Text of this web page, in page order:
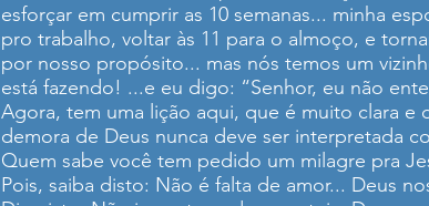
esforçar em cumprir as 10 semanas... minha
pro trabalho, voltar às 11 para o almoço, e
por nosso propósito... mas nós temos um
está fazendo! ...e eu digo: “Senhor, eu não
Agora, tem uma lição aqui, que é muito clara e
demora de Deus nunca deve ser interpretada
Quem sabe você tem pedido um milagre pra
Pois, saiba disto: Não é falta de amor... Deus